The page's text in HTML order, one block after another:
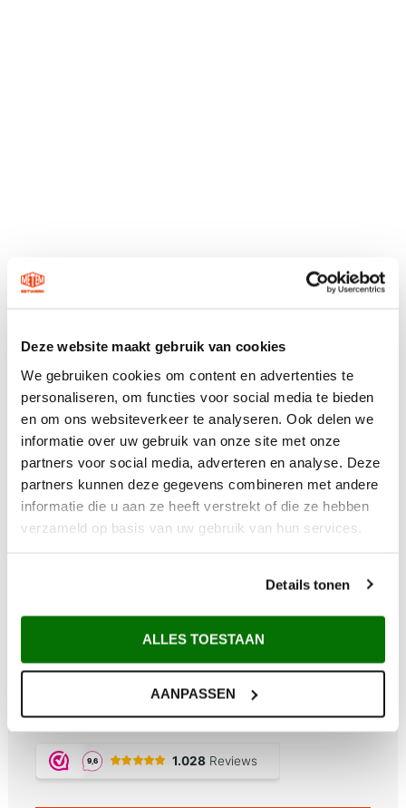
Deze website maakt gebruik van cookies
We gebruiken cookies om content en advertenties te
personaliseren, om functies voor social media te bieden
en om ons websiteverkeer te analyseren. Ook delen we
informatie over uw gebruik van onze site met onze
partners voor social media, adverteren en analyse. Deze
partners kunnen deze gegevens combineren met andere
informatie die u aan ze heeft verstrekt of die ze hebben
verzameld op basis van uw gebruik van hun services.
Details tonen
ALLES TOESTAAN
AANPASSEN
Afhalen in Maarsbergen
Maatwerk uit eigen zetterij
Deskundig advies
20 jaar product garantie